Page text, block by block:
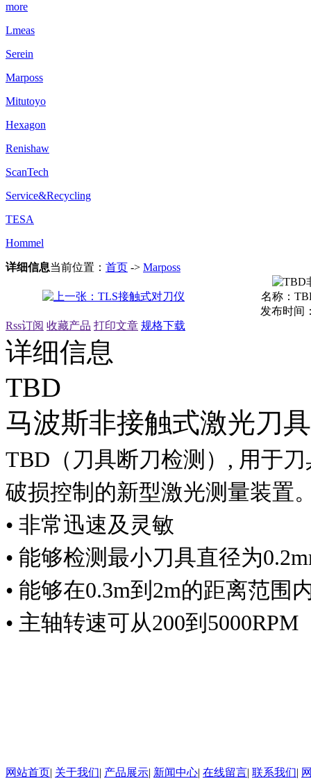
more
Lmeas
Serein
Marposs
Mitutoyo
Hexagon
Renishaw
ScanTech
Service&Recycling
TESA
Hommel
详细信息当前位置： 首页 -> Marposs
名称：
发布时间
Rss订阅 收藏产品 打印文章 规格下载
详细信息
TBD
马波斯非接触式激光刀
TBD（刀具断刀检测）, 用于刀
破损控制的新型激光测量装置
• 非常迅速及灵敏
• 能够检测最小刀具直径为
• 能够在0.3m到2m的距离范围
• 主轴转速可从200到5000RPM
网站首页| 关于我们| 产品展示| 新闻中心| 在线留言| 联系我们|